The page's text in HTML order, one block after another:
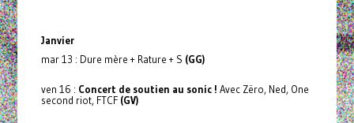
Janvier
mar 13 : Dure mère + Rature + S (GG)
ven 16 : Concert de soutien au sonic ! Avec Zëro, Ned, One
second riot, FTCF (GV)